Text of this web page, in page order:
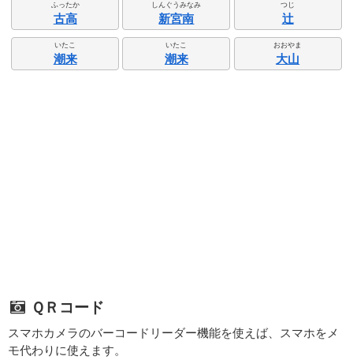
ふったか
古高
しんぐうみなみ
新宮南
つじ
辻
いたこ
潮来
いたこ
潮来
おおやま
大山
ＱＲコード
スマホカメラのバーコードリーダー機能を使えば、スマホをメ
モ代わりに使えます。